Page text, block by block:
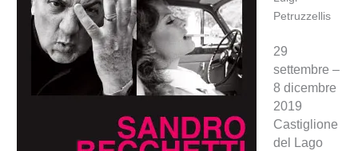
Petruzzellis
29
settembre –
8 dicembre
2019
Castiglione
del Lago